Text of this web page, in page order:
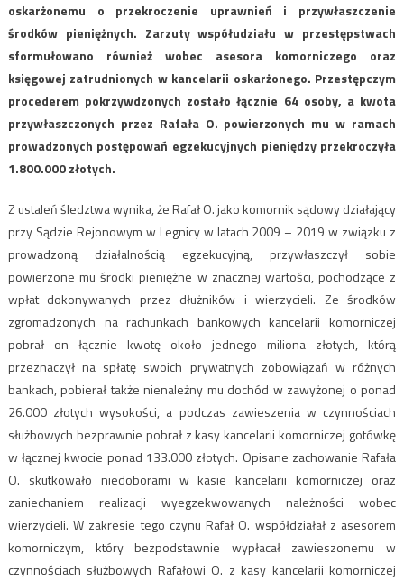
oskarżonemu o przekroczenie uprawnień i przywłaszczenie
środków pieniężnych. Zarzuty współudziału w przestępstwach
sformułowano również wobec asesora komorniczego oraz
księgowej zatrudnionych w kancelarii oskarżonego. Przestępczym
procederem pokrzywdzonych zostało łącznie 64 osoby, a kwota
przywłaszczonych przez Rafała O. powierzonych mu w ramach
prowadzonych postępowań egzekucyjnych pieniędzy przekroczyła
1.800.000 złotych.
Z ustaleń śledztwa wynika, że Rafał O. jako komornik sądowy działający
przy Sądzie Rejonowym w Legnicy w latach 2009 – 2019 w związku z
prowadzoną działalnością egzekucyjną, przywłaszczył sobie
powierzone mu środki pieniężne w znacznej wartości, pochodzące z
wpłat dokonywanych przez dłużników i wierzycieli. Ze środków
zgromadzonych na rachunkach bankowych kancelarii komorniczej
pobrał on łącznie kwotę około jednego miliona złotych, którą
przeznaczył na spłatę swoich prywatnych zobowiązań w różnych
bankach, pobierał także nienależny mu dochód w zawyżonej o ponad
26.000 złotych wysokości, a podczas zawieszenia w czynnościach
służbowych bezprawnie pobrał z kasy kancelarii komorniczej gotówkę
w łącznej kwocie ponad 133.000 złotych. Opisane zachowanie Rafała
O. skutkowało niedoborami w kasie kancelarii komorniczej oraz
zaniechaniem realizacji wyegzekwowanych należności wobec
wierzycieli. W zakresie tego czynu Rafał O. współdziałał z asesorem
komorniczym, który bezpodstawnie wypłacał zawieszonemu w
czynnościach służbowych Rafałowi O. z kasy kancelarii komorniczej